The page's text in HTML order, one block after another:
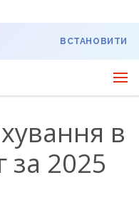
ВСТАНОВИТИ
в
за 2025